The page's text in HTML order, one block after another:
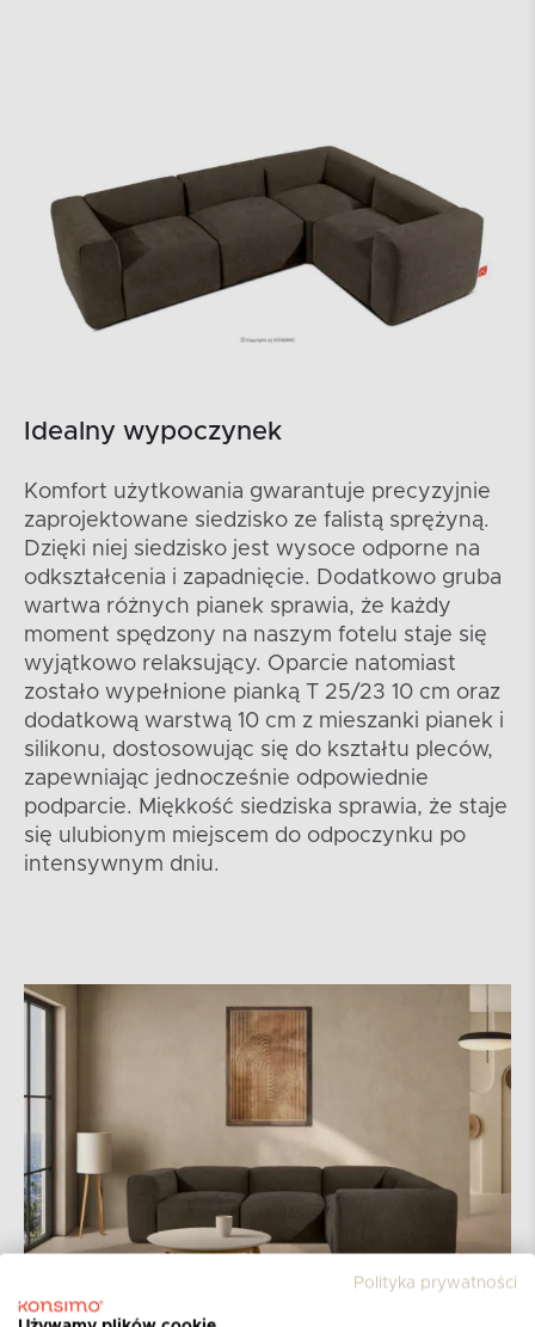
Idealny wypoczynek
Komfort użytkowania gwarantuje precyzyjnie
zaprojektowane siedzisko ze falistą sprężyną.
Dzięki niej siedzisko jest wysoce odporne na
odkształcenia i zapadnięcie. Dodatkowo gruba
wartwa różnych pianek sprawia, że każdy
moment spędzony na naszym fotelu staje się
wyjątkowo relaksujący. Oparcie natomiast
zostało wypełnione pianką T 25/23 10 cm oraz
dodatkową warstwą 10 cm z mieszanki pianek i
silikonu, dostosowując się do kształtu pleców,
zapewniając jednocześnie odpowiednie
podparcie. Miękkość siedziska sprawia, że staje
się ulubionym miejscem do odpoczynku po
intensywnym dniu.
Polityka prywatności